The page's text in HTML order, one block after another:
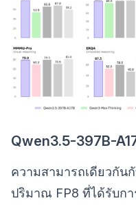
Qwen3.5-397B-
ความสามารถเดียวกัน
ปริมาณ FP8 ที่ได้รับก